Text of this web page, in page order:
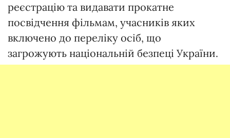
реєстрацію та видавати прокатне
посвідчення фільмам, учасників яких
включено до переліку осіб, що
загрожують національній безпеці України.